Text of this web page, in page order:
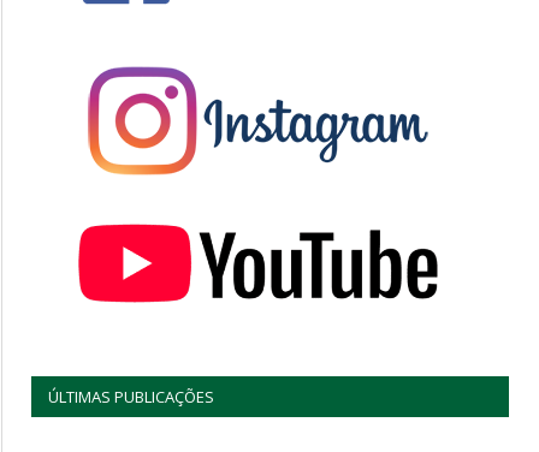
ÚLTIMAS PUBLICAÇÕES